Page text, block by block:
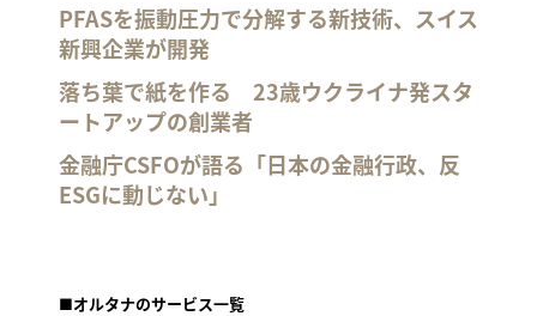
PFASを振動圧力で分解する新技術、スイス
新興企業が開発
落ち葉で紙を作る 23歳ウクライナ発スタ
ートアップの創業者
金融庁CSFOが語る「日本の金融行政、反
ESGに動じない」
■オルタナのサービス一覧